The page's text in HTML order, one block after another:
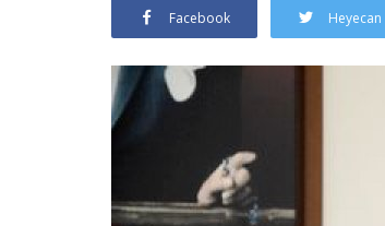
Facebook Heyecan